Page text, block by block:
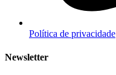
Política de privacidade
Newsletter